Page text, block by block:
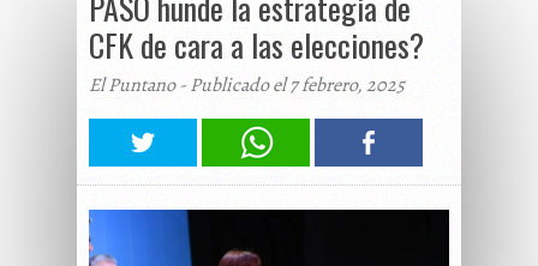
CFK de cara a las elecciones?
El Puntano - Publicado el 7 febrero, 2025